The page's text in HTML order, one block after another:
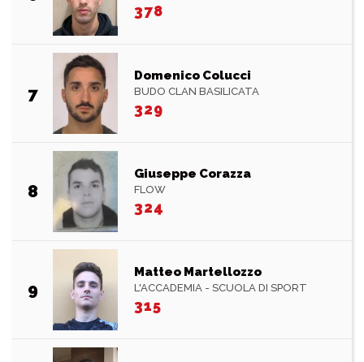
378
7
Domenico Colucci
BUDO CLAN BASILICATA
329
8
Giuseppe Corazza
FLOW
324
9
Matteo Martellozzo
L'ACCADEMIA - SCUOLA DI SPORT
315